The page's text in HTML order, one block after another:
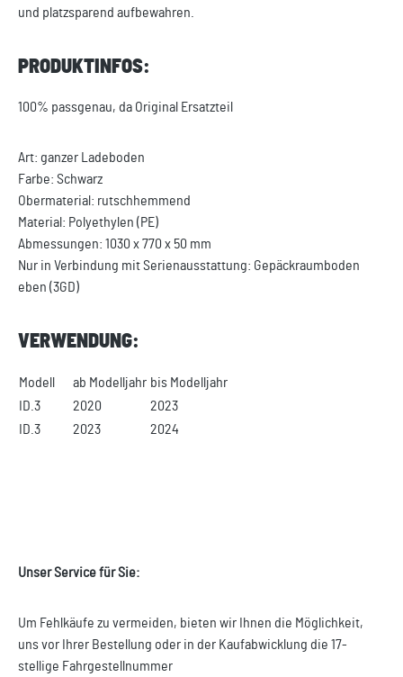
und platzsparend aufbewahren.
PRODUKTINFOS:
100% passgenau, da Original Ersatzteil
Art: ganzer Ladeboden
Farbe: Schwarz
Obermaterial: rutschhemmend
Material: Polyethylen (PE)
Abmessungen: 1030 x 770 x 50 mm
Nur in Verbindung mit Serienausstattung: Gepäckraumboden
eben (3GD)
VERWENDUNG:
Modell ab Modelljahr bis Modelljahr
ID.3
2020
2023
ID.3
2023 2024
Unser Service für Sie:
Um Fehlkäufe zu vermeiden, bieten wir Ihnen die Möglichkeit,
uns vor Ihrer Bestellung oder in der Kaufabwicklung die 17-
stellige Fahrgestellnummer